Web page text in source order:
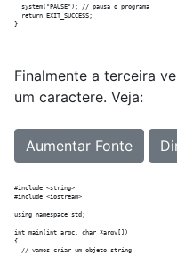
  system("PAUSE"); // pausa o programa
  return EXIT_SUCCESS;
Finalmente a terceira
um caractere. Veja:
Aumentar Fonte
#include <string>
#include <iostream>
using namespace std;
int main(int argc, char *argv[])
{
  // vamos criar um objeto string